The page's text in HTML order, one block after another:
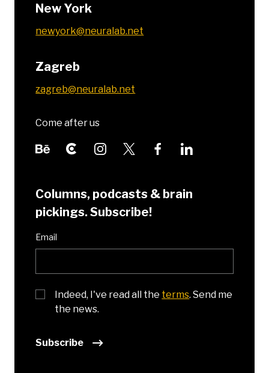
New York
newyork@neuralab.net
Zagreb
zagreb@neuralab.net
Come after us
Columns, podcasts & brain
pickings. Subscribe!
Email
Indeed, I've read all the terms. Send me
the news.
Subscribe